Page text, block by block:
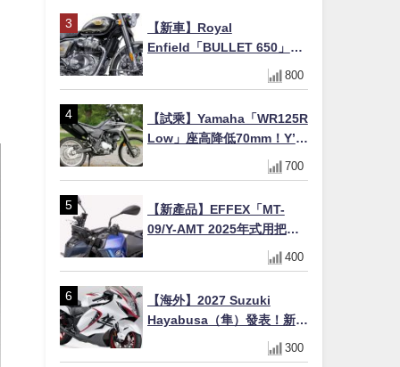
【新車】Royal
Enfield「BULLET 650」8
月27日日本發售（98萬日圓
～）！648cc空冷並列雙缸×
色
800
【試乘】Yamaha「WR125R
Low」座高降低70mm！Y’s
Gear低座高座墊×低座高連桿
×腳踏著地感大幅改善，越野
700
【新產品】EFFEX「MT-
09/Y-AMT 2025年式用把手
Easy Fit Bar Plus」！高
7mm後移16mm直上×三色×
400
【海外】2027 Suzuki
Hayabusa（隼）發表！新增
Special Edition 特仕版，全
新珍珠白塗裝與專屬配備登
300